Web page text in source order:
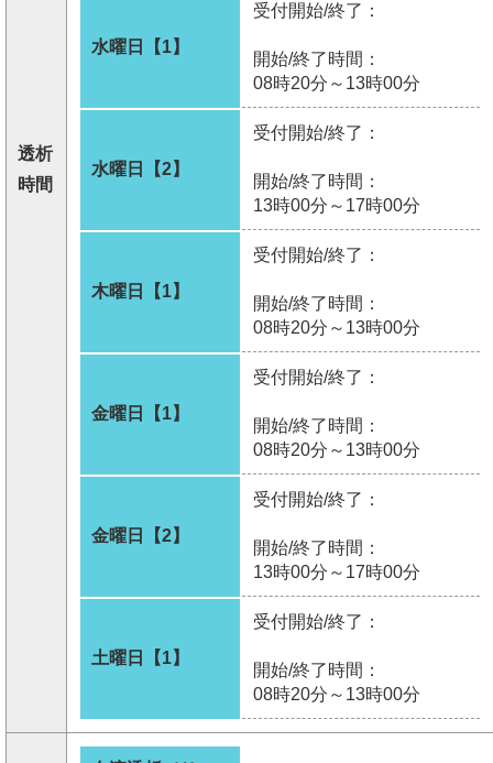
透析
時間
水曜日【1】
受付開始/終了：
開始/終了時間：
08時20分～13時00分
水曜日【2】
受付開始/終了：
開始/終了時間：
13時00分～17時00分
木曜日【1】
受付開始/終了：
開始/終了時間：
08時20分～13時00分
金曜日【1】
受付開始/終了：
開始/終了時間：
08時20分～13時00分
金曜日【2】
受付開始/終了：
開始/終了時間：
13時00分～17時00分
土曜日【1】
受付開始/終了：
開始/終了時間：
08時20分～13時00分